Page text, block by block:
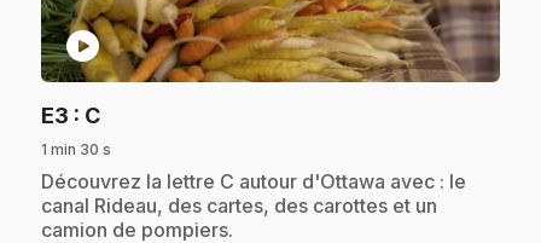
play_circle
E3 : C.
1 min 30 s
.Découvrez la lettre C autour d'Ottawa avec : le
canal Rideau, des cartes, des carottes et un
camion de pompiers.